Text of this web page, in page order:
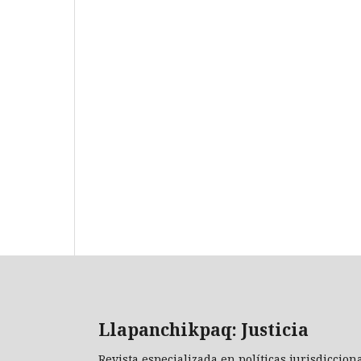
Llapanchikpaq: Justicia